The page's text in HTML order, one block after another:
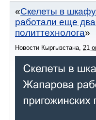
Скелеты в
работали еще
политтехнолога
Новости Кыргызстана, 21